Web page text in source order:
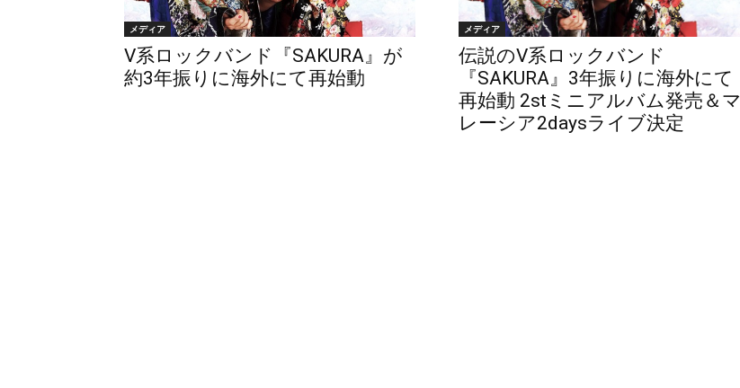
メディア
V系ロックバンド『SAKURA』が
約3年振りに海外にて再始動
メディア
伝説のV系ロックバンド
『SAKURA』3年振りに海外にて
再始動 2stミニアルバム発売＆マ
レーシア2daysライブ決定